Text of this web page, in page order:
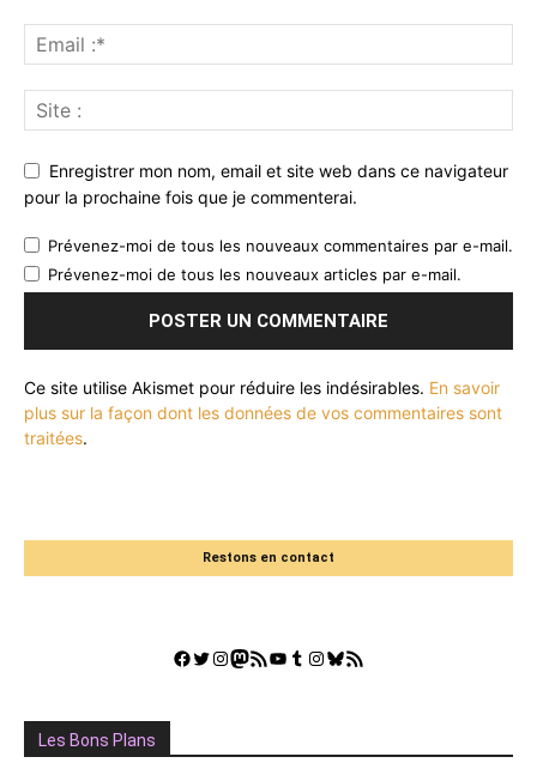
Enregistrer mon nom, email et site web dans ce navigateur
pour la prochaine fois que je commenterai.
Prévenez-moi de tous les nouveaux commentaires par e-mail.
Prévenez-moi de tous les nouveaux articles par e-mail.
Ce site utilise Akismet pour réduire les indésirables. En savoir
plus sur la façon dont les données de vos commentaires sont
traitées.
Restons en contact
Facebook
Twitter
Instagram
Mastodon
Flux RSSYouTube
Tumblr
Instagram
Bluesky
GestGame
Les Bons Plans